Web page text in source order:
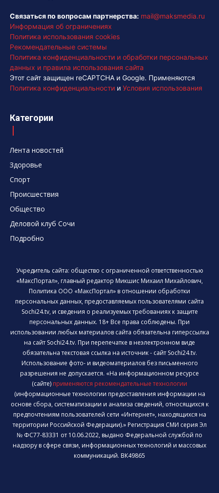
Связаться по вопросам партнерства: mail@maksmedia.ru
Информация об ограничениях
Политика использования cookies
Рекомендательные системы
Политика конфиденциальности и обработки персональных
данных и правила использования сайта
Этот сайт защищен reCAPTCHA и Google. Применяются
Политика конфиденциальности и Условия использования
Категории
Лента новостей
Здоровье
Спорт
Происшествия
Общество
Деловой клуб Сочи
Подробно
Учредитель сайта: общество с ограниченной ответственностью
«МаксПортал», главный редактор Микшис Михаил Михайлович,
Политика ООО «МаксПортал» в отношении обработки
персональных данных, предоставляемых пользователями сайта
Sochi24.tv, и сведения о реализуемых требованиях к защите
персональных данных. 18+ Все права соблюдены. При
использовании любых материалов сайта обязательна гиперссылка
на сайт Sochi24.tv. При перепечатке в неэлектронном виде
обязательна текстовая ссылка на источник - сайт Sochi24.tv.
Использование фото- и видеоматериалов без письменного
разрешения не допускается. «На информационном ресурсе
(сайте) применяются рекомендательные технологии
(информационные технологии предоставления информации на
основе сбора, систематизации и анализа сведений, относящихся к
предпочтениям пользователей сети «Интернет», находящихся на
территории Российской Федерации).» Регистрация СМИ серия Эл
№ ФС77-83331 от 10.06.2022, выдано Федеральной службой по
надзору в сфере связи, информационных технологий и массовых
коммуникаций. ВК49865